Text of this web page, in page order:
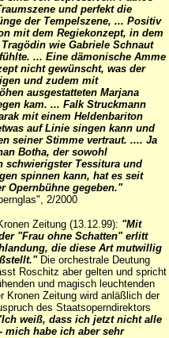
und perfekt die
der Tempelszene, ... Positiv
mit dem Regiekonzept, in dem
wie Gabriele Schnaut
... Eine dämonische Amme
nicht gewünscht, was der
und zudem mit
ausgestatteten Marjana
kam. ... Falk Struckmann
mit einem Heldenbariton
auf Linie singen kann und
seiner Stimme vertraut. .... Ja
Botha, der sowohl
schwierigster Tessitura und
spinnen kann, hat es seit
Opernbühne gegeben."
2/2000
Zeitung (13.12.99): "Mit
"Frau ohne Schatten" erlitt
die diese Art mutwillig
Die orchestrale Deutung
Roschitz aber gelten und spricht
und magisch leuchtenden
Kronen Zeitung wird anläßlich der
des Staatsoperndirektors
weiß, dass ich jetzt nicht alle
mich habe ich aber sehr